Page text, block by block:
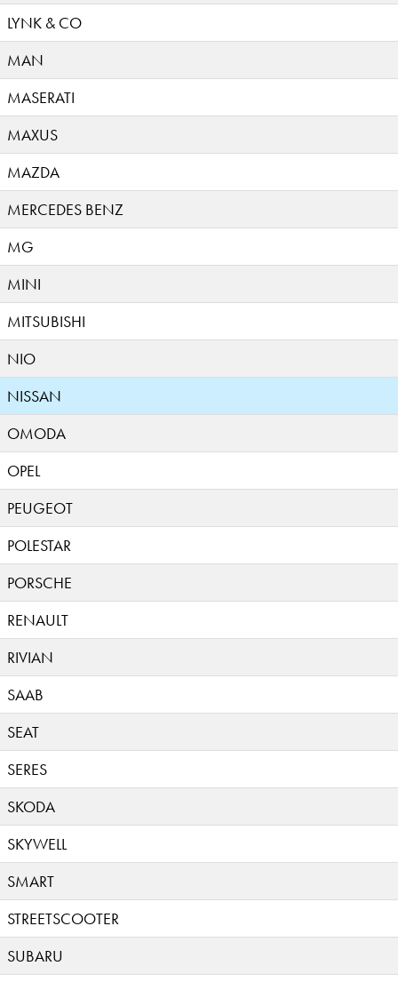
LYNK & CO
MAN
MASERATI
MAXUS
MAZDA
MERCEDES BENZ
MG
MINI
MITSUBISHI
NIO
NISSAN
OMODA
OPEL
PEUGEOT
POLESTAR
PORSCHE
RENAULT
RIVIAN
SAAB
SEAT
SERES
SKODA
SKYWELL
SMART
STREETSCOOTER
SUBARU